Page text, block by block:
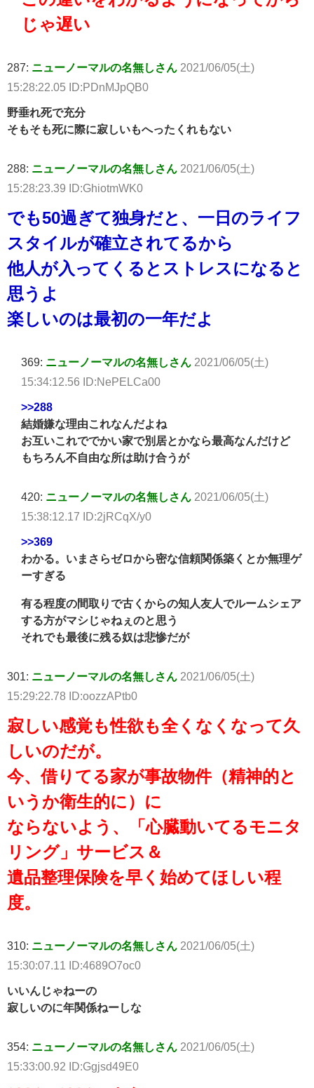
じゃ遅い
287: ニューノーマルの名無しさん 2021/06/05(土)
15:28:22.05 ID:PDnMJpQB0
野垂れ死で充分
そもそも死に際に寂しいもへったくれもない
288: ニューノーマルの名無しさん 2021/06/05(土)
15:28:23.39 ID:GhiotmWK0
でも50過ぎて独身だと、一日のライフ
スタイルが確立されてるから
他人が入ってくるとストレスになると
思うよ
楽しいのは最初の一年だよ
369: ニューノーマルの名無しさん 2021/06/05(土)
15:34:12.56 ID:NePELCa00
>>288
結婚嫌な理由これなんだよね
お互いこれででかい家で別居とかなら最高なんだけど
もちろん不自由な所は助け合うが
420: ニューノーマルの名無しさん 2021/06/05(土)
15:38:12.17 ID:2jRCqX/y0
>>369
わかる。いまさらゼロから密な信頼関係築くとか無理ゲ
ーすぎる
有る程度の間取りで古くからの知人友人でルームシェア
する方がマシじゃねぇのと思う
それでも最後に残る奴は悲惨だが
301: ニューノーマルの名無しさん 2021/06/05(土)
15:29:22.78 ID:oozzAPtb0
寂しい感覚も性欲も全くなくなって久
しいのだが。
今、借りてる家が事故物件（精神的と
いうか衛生的に）に
ならないよう、「心臓動いてるモニタ
リング」サービス＆
遺品整理保険を早く始めてほしい程
度。
310: ニューノーマルの名無しさん 2021/06/05(土)
15:30:07.11 ID:4689O7oc0
いいんじゃねーの
寂しいのに年関係ねーしな
354: ニューノーマルの名無しさん 2021/06/05(土)
15:33:00.92 ID:Ggjsd49E0